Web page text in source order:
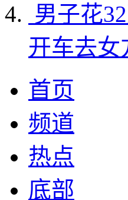
男子花
开车去女
首页
频道
热点
底部